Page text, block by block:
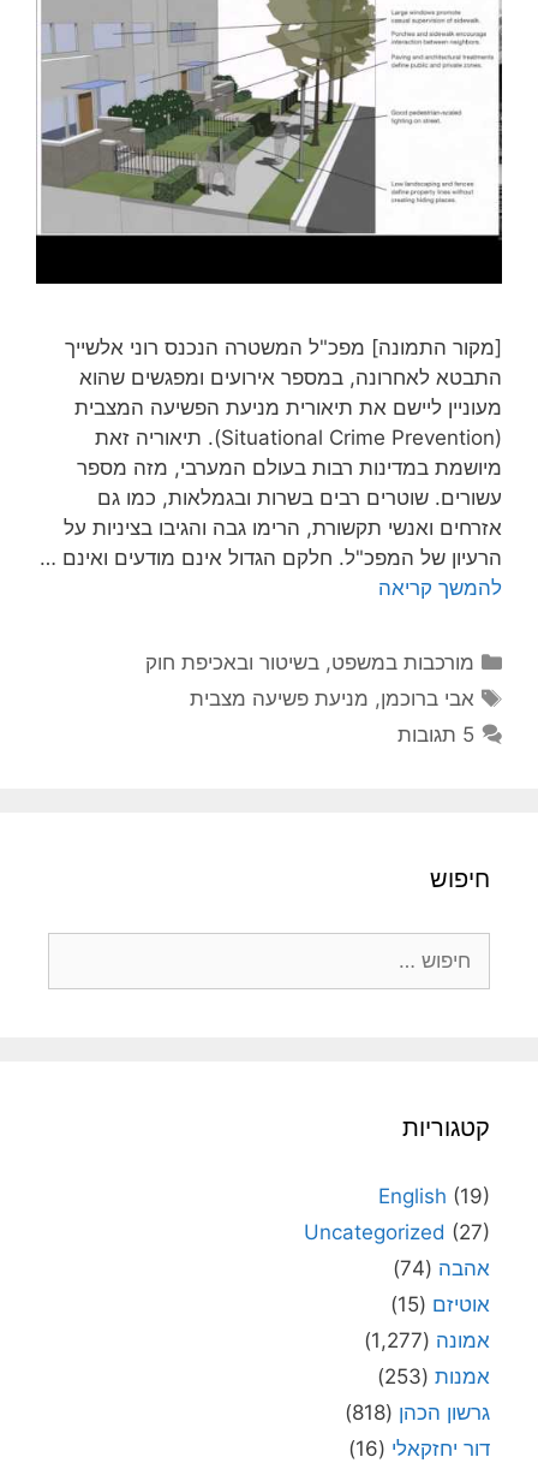
[מקור התמונה] מפכ"ל המשטרה הנכנס רוני אלשייך
התבטא לאחרונה, במספר אירועים ומפגשים שהוא
מעוניין ליישם את תיאורית מניעת הפשיעה המצבית
(Situational Crime Prevention). תיאוריה זאת
מיושמת במדינות רבות בעולם המערבי, מזה מספר
עשורים. שוטרים רבים בשרות ובגמלאות, כמו גם
אזרחים ואנשי תקשורת, הרימו גבה והגיבו בציניות על
הרעיון של המפכ"ל. חלקם הגדול אינם מודעים ואינם …
להמשך קריאה
קטגוריות
מורכבות במשפט, בשיטור ובאכיפת חוק
תגיות
אבי ברוכמן, מניעת פשיעה מצבית
5 תגובות
חיפוש
קטגוריות
English (19)
Uncategorized (27)
אהבה (74)
אוטיזם (15)
אמונה (1,277)
אמנות (253)
גרשון הכהן (818)
דור יחזקאלי (16)